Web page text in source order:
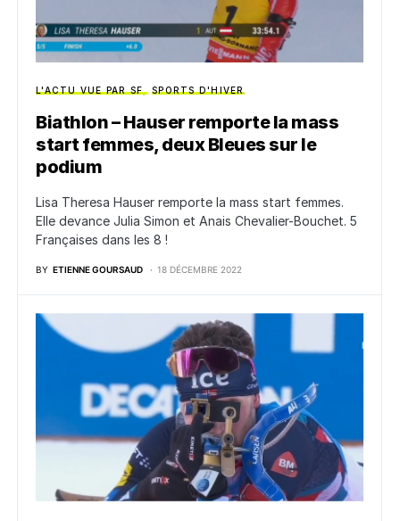
L'ACTU VUE PAR SF SPORTS D'HIVER
Biathlon – Hauser remporte la mass
start femmes, deux Bleues sur le
podium
Lisa Theresa Hauser remporte la mass start femmes.
Elle devance Julia Simon et Anais Chevalier-Bouchet. 5
Françaises dans les 8 !
BY ETIENNE GOURSAUD 18 DÉCEMBRE 2022